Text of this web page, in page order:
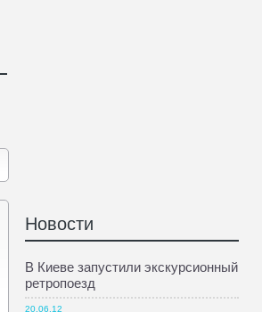
Новости
В Киеве запустили экскурсионный
ретропоезд
20.06.12